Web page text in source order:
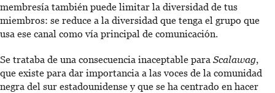
membresía también puede limitar la diversidad de tus
miembros: se reduce a la diversidad que tenga el grupo que
usa ese canal como vía principal de comunicación.
Se trataba de una consecuencia inaceptable para Scalawag,
que existe para dar importancia a las voces de la comunidad
negra del sur estadounidense y que se ha centrado en hacer